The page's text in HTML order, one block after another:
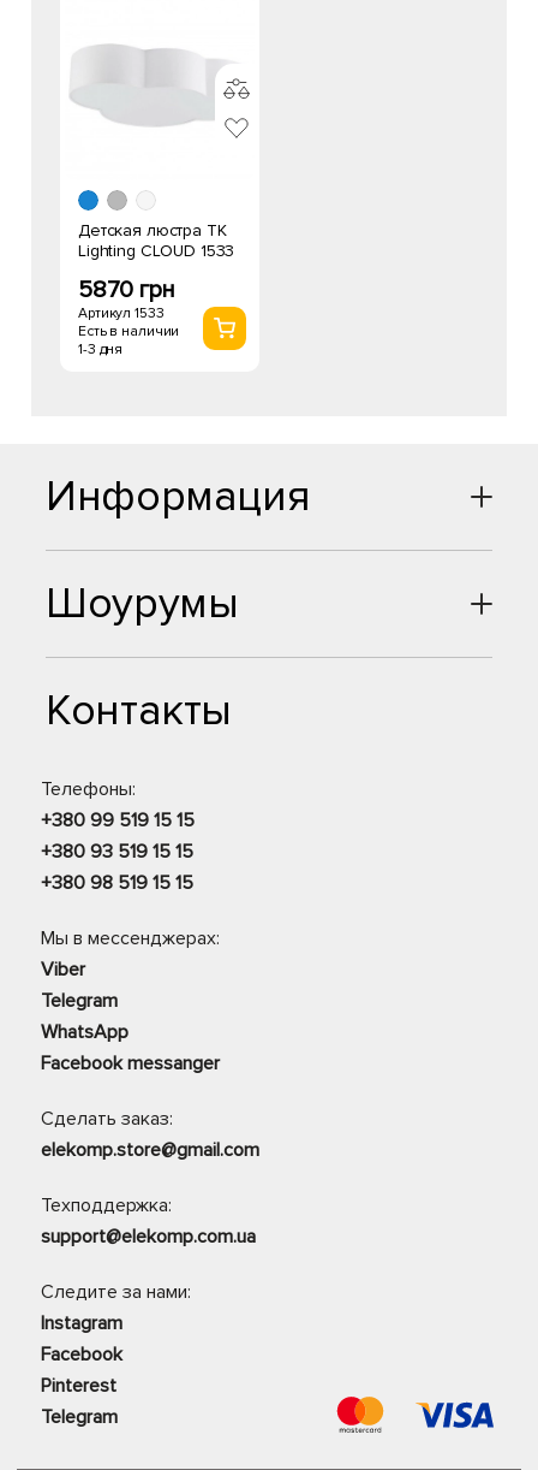
Детская люстра TK
Lighting CLOUD 1533
5870 грн
Артикул 1533
Есть в наличии
1-3 дня
Шоурумы
Контакты
Телефоны:
+380 99 519 15 15
+380 93 519 15 15
+380 98 519 15 15
Мы в мессенджерах:
Viber
Telegram
WhatsApp
Facebook messanger
Сделать заказ:
elekomp.store@gmail.com
Техподдержка:
support@elekomp.com.ua
Следите за нами:
Instagram
Facebook
Pinterest
Telegram
Информация